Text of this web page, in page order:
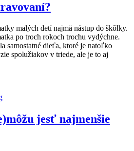
malých detí najmä nástup do škôlky.
po troch rokoch trochu vydýchne.
samostatné dieťa, ktoré je natoľko
spolužiakov v triede, ale je to aj
jesť najmenšie